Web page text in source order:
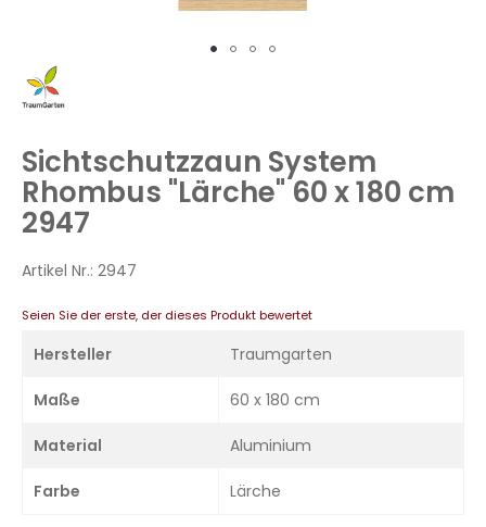
Zum
Anfang
springen
Sichtschutzzaun System
Rhombus "Lärche" 60 x 180 cm
2947
Artikel Nr.: 2947
Seien Sie der erste, der dieses Produkt bewertet
Hersteller Traumgarten
Maße 60 x 180 cm
Material Aluminium
Farbe Lärche